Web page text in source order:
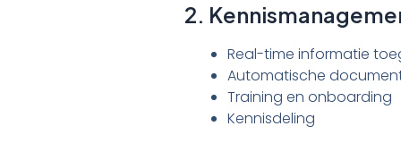
2.
Real-time informatie
Automatische
Training en onboarding
Kennisdeling